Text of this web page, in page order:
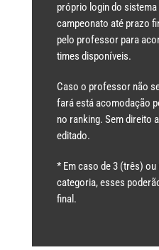
próprio login do sistema
campeonato até prazo
pelo professor para
times disponíveis.
Caso o professor não
fará está acomodação
no ranking. Sem direito
editado.
* Em caso de 3 (três)
categoria, esses
final.